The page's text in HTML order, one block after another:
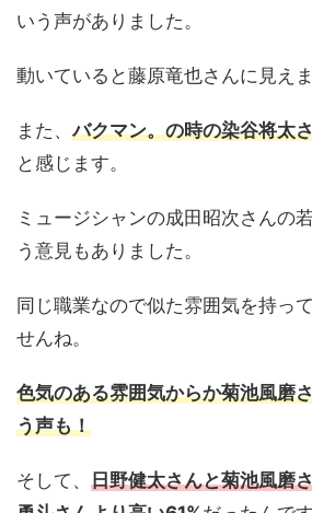
いう声がありました。
動いていると藤原竜也さんに見えま
また、バクマン。の時の染谷将太
と感じます。
ミュージシャンの成田昭次さんの
う意見もありました。
同じ職業なので似た雰囲気を持っ
せんね。
色気のある雰囲気からか菊池風磨
う声も！
そして、 日野健太さんと菊池風磨